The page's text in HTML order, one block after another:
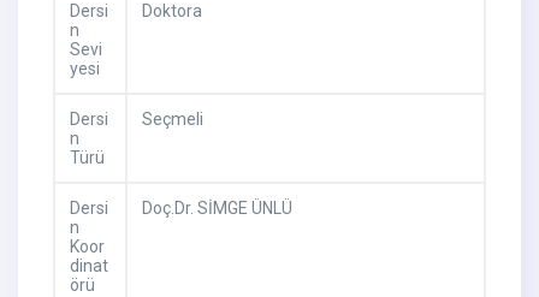
Dersi
n
Sevi
yesi
Doktora
Dersi
n
Türü
Seçmeli
Dersi
n
Koor
dinat
örü
Doç.Dr. SİMGE ÜNLÜ